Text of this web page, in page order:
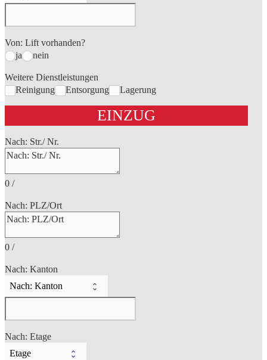
Von: Lift vorhanden?
ja
nein
Weitere Dienstleistungen
Reinigung
Entsorgung Lagerung
EINZUG
Nach: Str./ Nr.
0 /
Nach: PLZ/Ort
0 /
Nach: Kanton
Nach: Etage